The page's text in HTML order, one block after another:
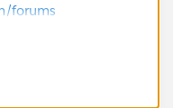
forums